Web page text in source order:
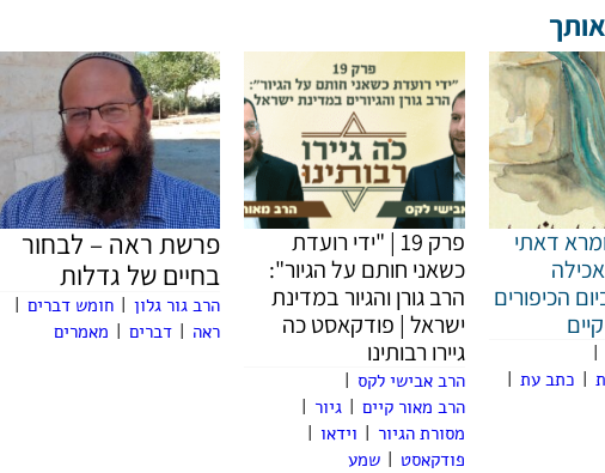
אותך
2 | חומרא דאתי
הכיפורים
|
| כתב עת |
פרק 19 | "ידי רועדת
כשאני חותם על הגיור":
הרב גורן והגיור במדינת
ישראל | פודקאסט כה
גיירו רבותינו
הרב אבישי לקס |
הרב מאור קיים | גיור |
מסורת הגיור | וידאו |
פודקאסט | שמע
פרשת ראה – לבחור
בחיים של גדלות
הרב גור גלון | חומש דברים |
ראה | דברים | מאמרים